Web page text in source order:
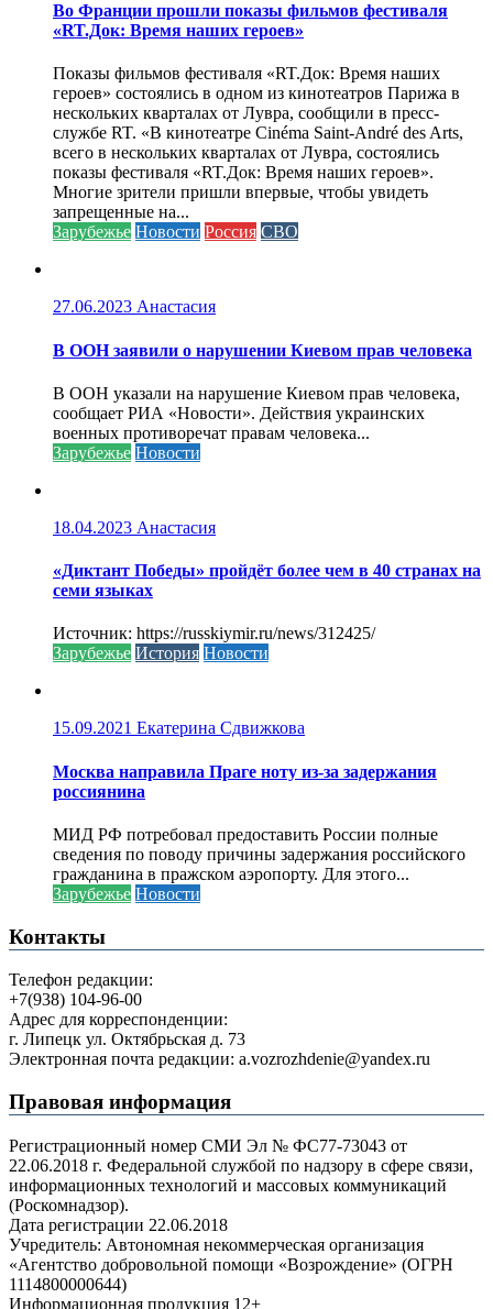
Во Франции прошли показы фильмов фестиваля
«RT.Док: Время наших героев»
Показы фильмов фестиваля «RT.Док: Время наших
героев» состоялись в одном из кинотеатров Парижа в
нескольких кварталах от Лувра, сообщили в пресс-
службе RT. «В кинотеатре Cinéma Saint-André des Arts,
всего в нескольких кварталах от Лувра, состоялись
показы фестиваля «RT.Док: Время наших героев».
Многие зрители пришли впервые, чтобы увидеть
запрещенные на...
Зарубежье Новости Россия СВО
27.06.2023 Анастасия
В ООН заявили о нарушении Киевом прав человека
В ООН указали на нарушение Киевом прав человека,
сообщает РИА «Новости». Действия украинских
военных противоречат правам человека...
Зарубежье Новости
18.04.2023 Анастасия
«Диктант Победы» пройдёт более чем в 40 странах на
семи языках
Источник: https://russkiymir.ru/news/312425/
Зарубежье История Новости
15.09.2021 Екатерина Сдвижкова
Москва направила Праге ноту из-за задержания
россиянина
МИД РФ потребовал предоставить России полные
сведения по поводу причины задержания российского
гражданина в пражском аэропорту. Для этого...
Зарубежье Новости
Контакты
Телефон редакции:
+7(938) 104-96-00
Адрес для корреспонденции:
г. Липецк ул. Октябрьская д. 73
Электронная почта редакции: a.vozrozhdenie@yandex.ru
Правовая информация
Регистрационный номер СМИ Эл № ФС77-73043 от
22.06.2018 г. Федеральной службой по надзору в сфере связи,
информационных технологий и массовых коммуникаций
(Роскомнадзор).
Дата регистрации 22.06.2018
Учредитель: Автономная некоммерческая организация
«Агентство добровольной помощи «Возрождение» (ОГРН
1114800000644)
Информационная продукция 12+